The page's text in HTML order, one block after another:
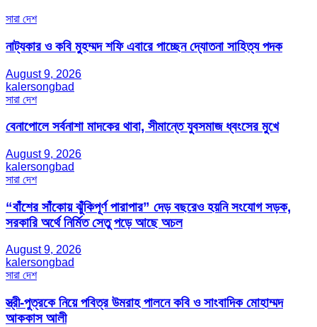
সারা দেশ
নাট্যকার ও কবি মুহম্মদ শফি এবারে পাচ্ছেন দ্যোতনা সাহিত্য পদক
August 9, 2026
kalersongbad
সারা দেশ
বেনাপোলে সর্বনাশা মাদকের থাবা, সীমান্তে যুবসমাজ ধ্বংসের মুখে
August 9, 2026
kalersongbad
সারা দেশ
“বাঁশের সাঁকোয় ঝুঁকিপূর্ণ পারাপার” দেড় বছরেও হয়নি সংযোগ সড়ক,
সরকারি অর্থে নির্মিত সেতু পড়ে আছে অচল
August 9, 2026
kalersongbad
সারা দেশ
স্ত্রী-পুত্রকে নিয়ে পবিত্র উমরাহ পালনে কবি ও সাংবাদিক মোহাম্মদ
আককাস আলী